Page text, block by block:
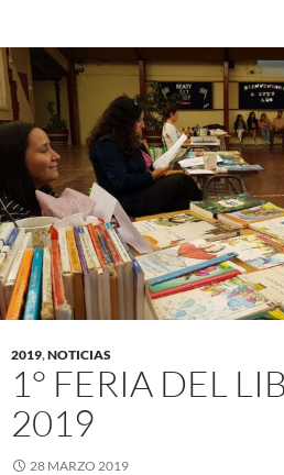
2019,NOTICIAS
1° FERIA DEL
2019
28 MARZO 2019